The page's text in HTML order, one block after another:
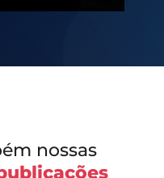
nossas